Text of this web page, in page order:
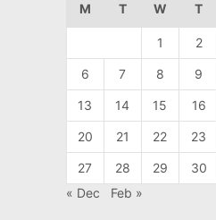
M T W T
1 2
6 7 8 9
13 14 15 16
20 21 22 23
27 28 29 30
« Dec
Feb »